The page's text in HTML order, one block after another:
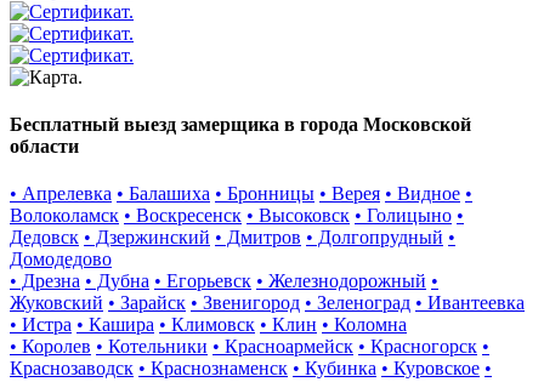
Бесплатный выезд замерщика в города Московской
области
• Апрелевка • Балашиха • Бронницы • Верея • Видное •
Волоколамск • Воскресенск • Высоковск • Голицыно •
Дедовск • Дзержинский • Дмитров • Долгопрудный •
Домодедово
• Дрезна • Дубна • Егорьевск • Железнодорожный •
Жуковский • Зарайск • Звенигород • Зеленоград • Ивантеевка
• Истра • Кашира • Климовск • Клин • Коломна
• Королев • Котельники • Красноармейск • Красногорск •
Краснозаводск • Краснознаменск • Кубинка • Куровское •